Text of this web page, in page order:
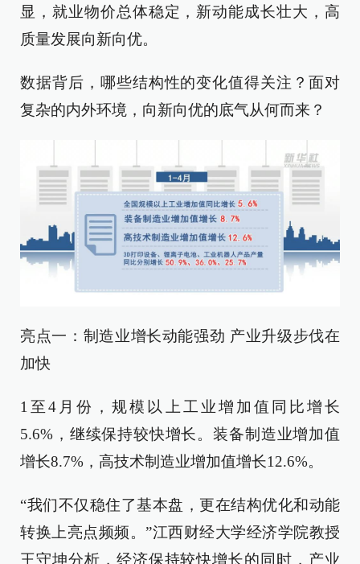
显，就业物价总体稳定，新动能成长壮大，高
质量发展向新向优。
数据背后，哪些结构性的变化值得关注？面对
复杂的内外环境，向新向优的底气从何而来？
亮点一：制造业增长动能强劲 产业升级步伐在
加快
1至4月份，规模以上工业增加值同比增长
5.6%，继续保持较快增长。装备制造业增加值
增长8.7%，高技术制造业增加值增长12.6%。
“我们不仅稳住了基本盘，更在结构优化和动能
转换上亮点频频。”江西财经大学经济学院教授
王守坤分析，经济保持较快增长的同时，产业